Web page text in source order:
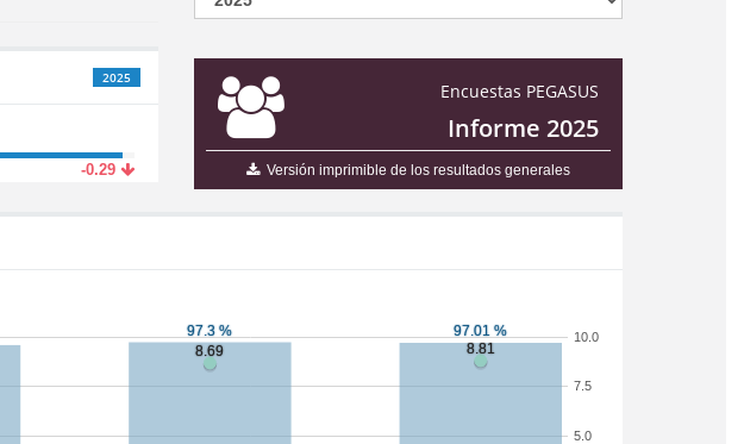
Encuestas PEGASUS
Informe 2025
Versión imprimible de los resultados generales
2025
-0.29
5.0
7.5
10.0